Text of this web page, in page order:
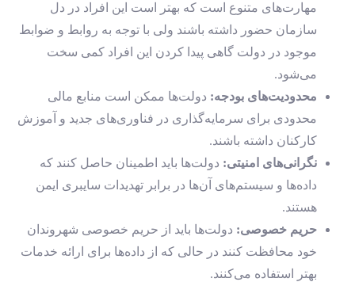
مهارت‌های متنوع است که بهتر است این افراد در دل
سازمان حضور داشته باشند ولی با توجه به روابط و ضوابط
موجود در دولت گاهی پیدا کردن این افراد کمی سخت
می‌شود.
محدودیت‌های بودجه: دولت‌ها ممکن است منابع مالی
محدودی برای سرمایه‌گذاری در فناوری‌های جدید و آموزش
کارکنان داشته باشند.
نگرانی‌های امنیتی: دولت‌ها باید اطمینان حاصل کنند که
داده‌ها و سیستم‌های آن‌ها در برابر تهدیدات سایبری ایمن
هستند.
حریم خصوصی: دولت‌ها باید از حریم خصوصی شهروندان
خود محافظت کنند در حالی که از داده‌ها برای ارائه خدمات
بهتر استفاده می‌کنند.